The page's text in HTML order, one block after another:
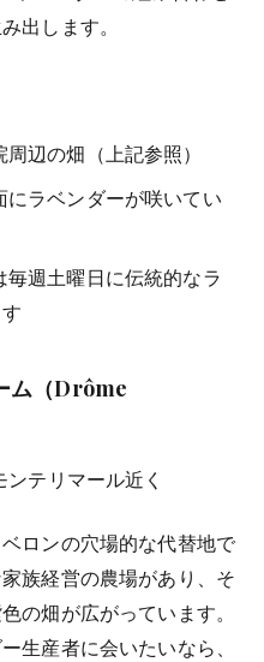
出します。
辺の畑（上記参照）
にラベンダーが咲いてい
毎週土曜日に伝統的なラ
ム（Drôme
テリマール近く
ロンの穴場的な代替地で
族経営の農場があり、そ
の畑が広がっています。
生産者に会いたいなら、